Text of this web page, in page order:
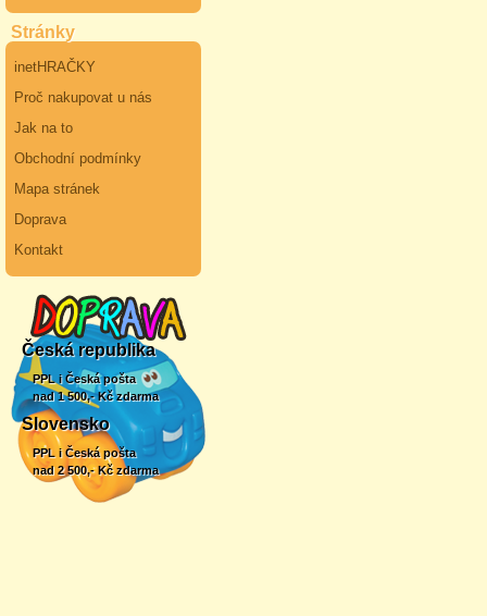
Stránky
inetHRAČKY
Proč nakupovat u nás
Jak na to
Obchodní podmínky
Mapa stránek
Doprava
Kontakt
Česká republika
PPL i Česká pošta
nad 1 500,- Kč zdarma
Slovensko
PPL i Česká pošta
nad 2 500,- Kč zdarma